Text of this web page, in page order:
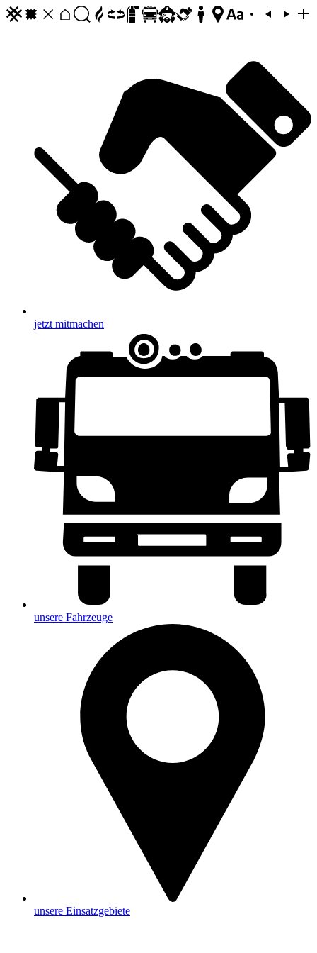
jetzt mitmachen
unsere Fahrzeuge
unsere Einsatzgebiete